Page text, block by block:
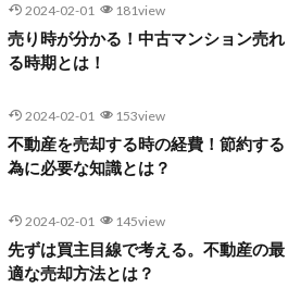
2024-02-01 181view
売り時が分かる！中古マンション売れ
る時期とは！
2024-02-01 153view
不動産を売却する時の経費！節約する
為に必要な知識とは？
2024-02-01 145view
先ずは買主目線で考える。不動産の最
適な売却方法とは？